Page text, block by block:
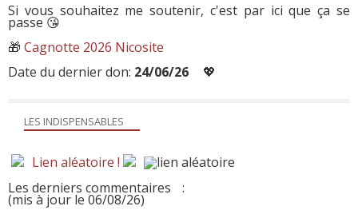
LES INDISPENSABLES
Lien aléatoire !
Les derniers commentaires
:
(mis à jour le 06/08/26)
Si vous souhaitez me soutenir, c'est par ici que ça se
passe 😘
🎁 Cagnotte 2026 Nicosite
Date du dernier don: 24/06/26 💖